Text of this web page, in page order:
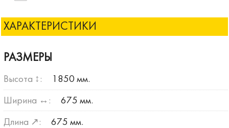
ХАРАКТЕРИСТИКИ
РАЗМЕРЫ
Высота ↕: 1850 мм.
Ширина ↔: 675 мм.
Длина ↗: 675 мм.